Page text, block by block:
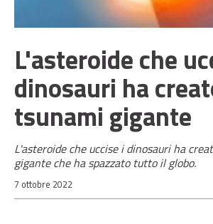
L'asteroide che
dinosauri ha
tsunami gigante
L'asteroide che uccise i dinosauri ha
gigante che ha spazzato tutto il globo.
7 ottobre 2022